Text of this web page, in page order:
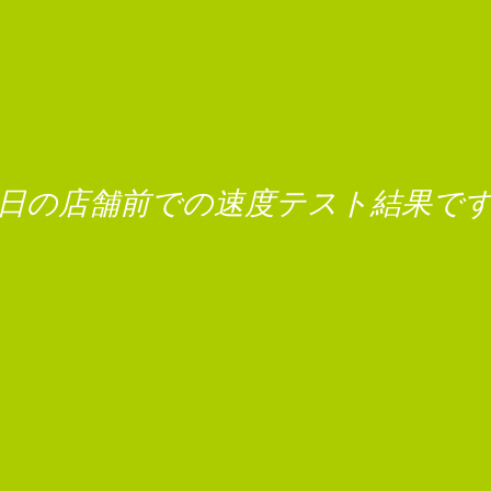
の店舗前での速度テスト結果で